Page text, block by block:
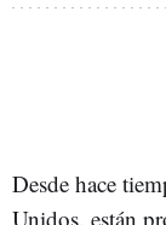
Desde hace
Unidos, están